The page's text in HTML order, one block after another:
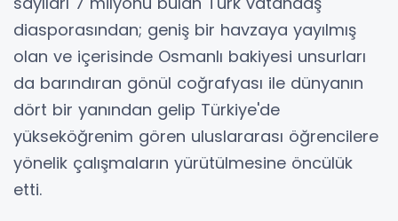
diasporasından; geniş bir havzaya yayılmış
olan ve içerisinde Osmanlı bakiyesi unsurları
da barındıran gönül coğrafyası ile dünyanın
dört bir yanından gelip Türkiye'de
yükseköğrenim gören uluslararası öğrencilere
yönelik çalışmaların yürütülmesine öncülük
etti.